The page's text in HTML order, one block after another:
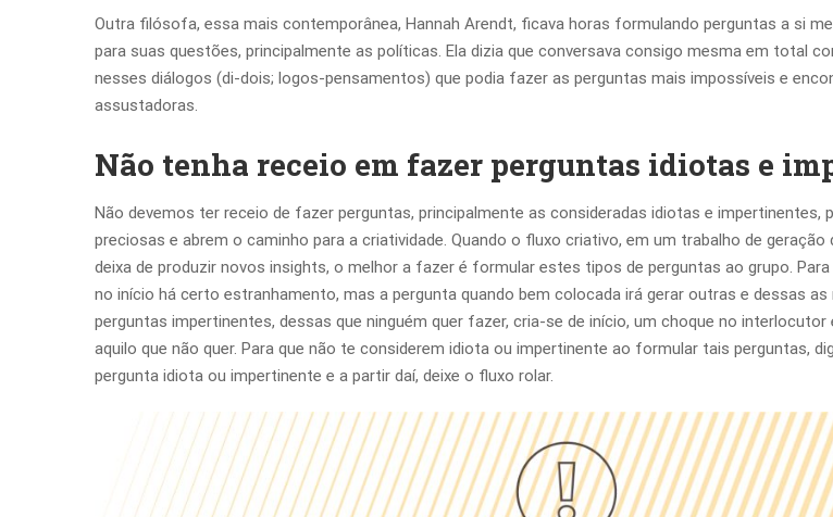
Outra filósofa, essa mais contemporânea, Hannah Arendt, ficava horas formulando perguntas a si
para suas questões, principalmente as políticas. Ela dizia que conversava consigo mesma em total
nesses diálogos (di-dois; logos-pensamentos) que podia fazer as perguntas mais impossíveis e
assustadoras.
Não tenha receio em fazer perguntas idiotas e
Não devemos ter receio de fazer perguntas, principalmente as consideradas idiotas e impertinentes,
preciosas e abrem o caminho para a criatividade. Quando o fluxo criativo, em um trabalho de geração
deixa de produzir novos insights, o melhor a fazer é formular estes tipos de perguntas ao grupo.
no início há certo estranhamento, mas a pergunta quando bem colocada irá gerar outras e dessas
perguntas impertinentes, dessas que ninguém quer fazer, cria-se de início, um choque no interlocutor
aquilo que não quer. Para que não te considerem idiota ou impertinente ao formular tais perguntas,
pergunta idiota ou impertinente e a partir daí, deixe o fluxo rolar.